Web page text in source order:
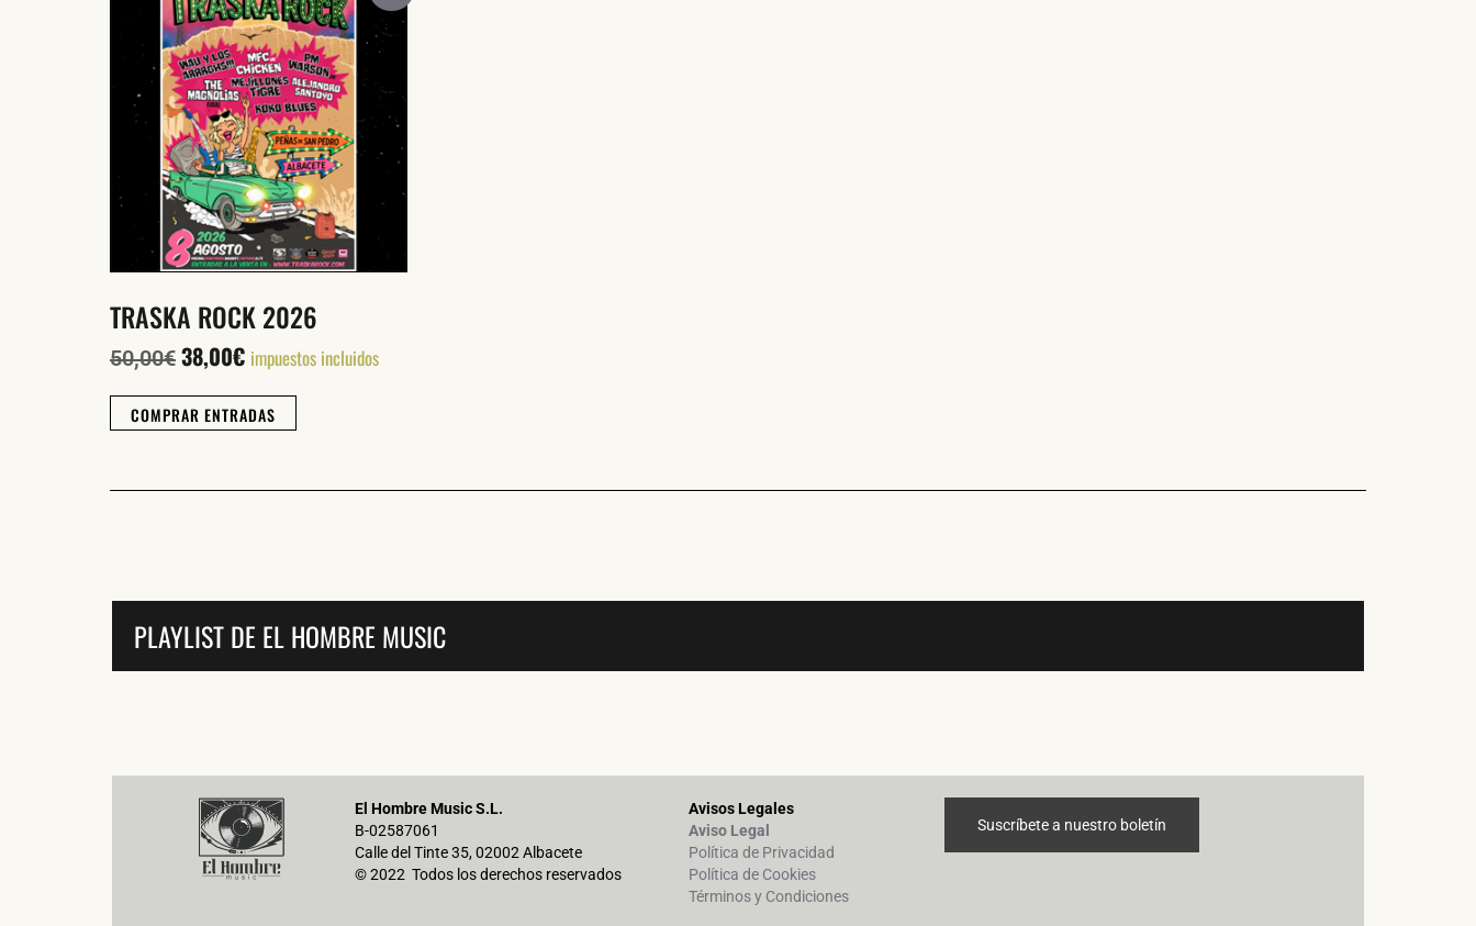
TRASKA ROCK 2026
50,00€ 38,00€ impuestos incluidos
COMPRAR ENTRADAS
PLAYLIST DE EL HOMBRE MUSIC
El Hombre Music S.L.
B-02587061
Calle del Tinte 35, 02002 Albacete
© 2022 Todos los derechos reservados
Avisos Legales
Aviso Legal
Política de Privacidad
Política de Cookies
Términos y Condiciones
Suscríbete a nuestro boletín